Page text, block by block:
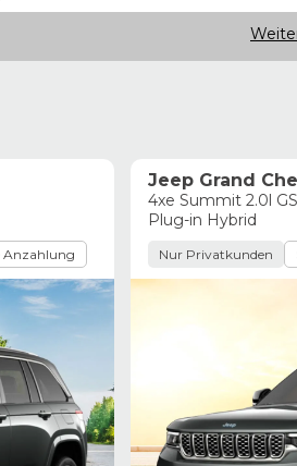
Anzahlung
Jeep Grand
4xe Summit 2.0l
Plug-in Hybrid
Nur Privatkunden